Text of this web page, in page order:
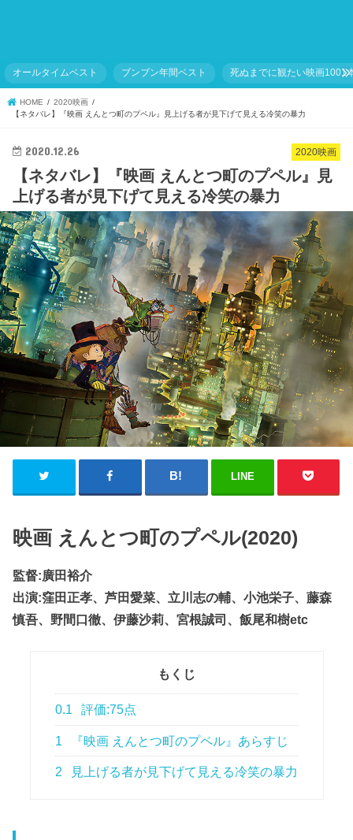
オールタイムベスト ブンブン年間ベスト 死ぬまでに観たい映画1001
HOME
2020映画
【ネタバレ】『映画 えんとつ町のプペル』見上げる者が見下げて見える冷笑の暴力
2020映画
2020.12.26
【ネタバレ】『映画 えんとつ町のプペル』見
上げる者が見下げて見える冷笑の暴力
LINE
映画 えんとつ町のプペル(2020)
監督:廣田裕介
出演:窪田正孝、芦田愛菜、立川志の輔、小池栄子、藤森
慎吾、野間口徹、伊藤沙莉、宮根誠司、飯尾和樹etc
もくじ
0.1 評価:75点
1 『映画 えんとつ町のプペル』あらすじ
2 見上げる者が見下げて見える冷笑の暴力